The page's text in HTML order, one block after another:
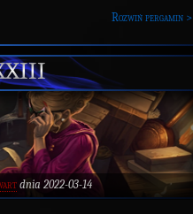
Rozwiń pergamin >
dnia 2022-03-14